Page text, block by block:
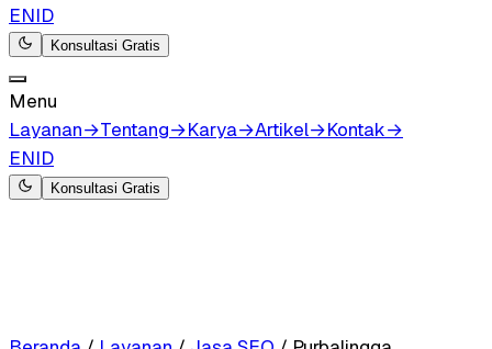
ENID
Konsultasi Gratis
Menu
Layanan→Tentang→Karya→Artikel→Kontak→
ENID
Konsultasi Gratis